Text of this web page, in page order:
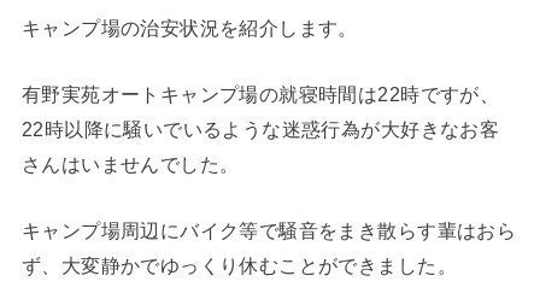
キャンプ場の治安状況を紹介します。
有野実苑オートキャンプ場の就寝時間は22時ですが、
22時以降に騒いでいるような迷惑行為が大好きなお客
さんはいませんでした。
キャンプ場周辺にバイク等で騒音をまき散らす輩はおら
ず、大変静かでゆっくり休むことができました。